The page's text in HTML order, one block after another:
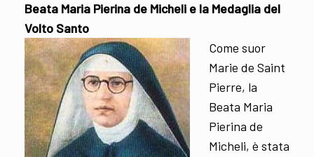
Beata Maria Pierina de Micheli e la Medaglia del
Volto Santo
Come suor
Marie de Saint
Pierre, la
Beata Maria
Pierina de
Micheli, è stata